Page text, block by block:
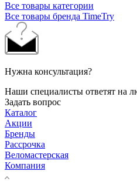
Все товары категории
Все товары бренда TimeTry
Нужна консультация?
Наши специалисты ответят на
Задать вопрос
Каталог
Акции
Бренды
Рассрочка
Веломастерская
Компания